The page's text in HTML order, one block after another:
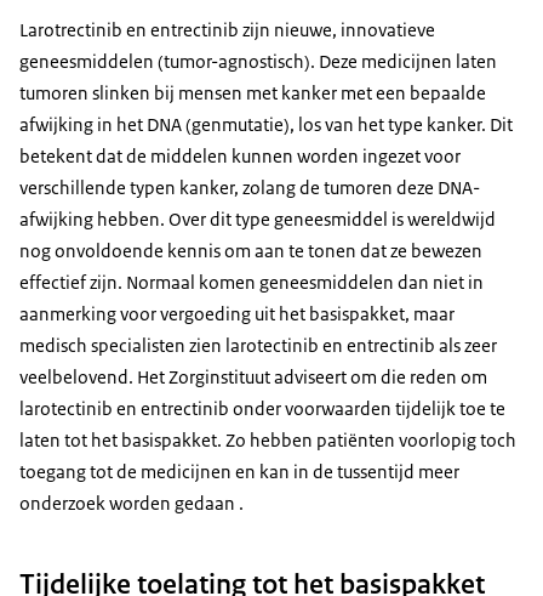
Larotrectinib en entrectinib zijn nieuwe, innovatieve
geneesmiddelen (tumor-agnostisch). Deze medicijnen laten
tumoren slinken bij mensen met kanker met een bepaalde
afwijking in het DNA (genmutatie), los van het type kanker. Dit
betekent dat de middelen kunnen worden ingezet voor
verschillende typen kanker, zolang de tumoren deze DNA-
afwijking hebben. Over dit type geneesmiddel is wereldwijd
nog onvoldoende kennis om aan te tonen dat ze bewezen
effectief zijn. Normaal komen geneesmiddelen dan niet in
aanmerking voor vergoeding uit het basispakket, maar
medisch specialisten zien larotectinib en entrectinib als zeer
veelbelovend. Het Zorginstituut adviseert om die reden om
larotectinib en entrectinib onder voorwaarden tijdelijk toe te
laten tot het basispakket. Zo hebben patiënten voorlopig toch
toegang tot de medicijnen en kan in de tussentijd meer
onderzoek worden gedaan .
Tijdelijke toelating tot het basispakket